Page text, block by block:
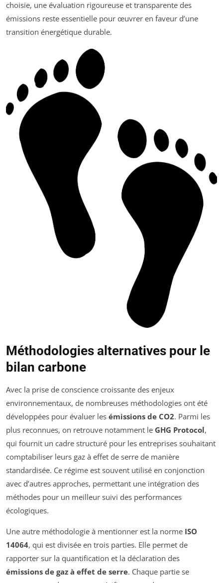
choisie, une évaluation rigoureuse et transparente des
émissions reste essentielle pour œuvrer en faveur d’une
transition énergétique durable.
Méthodologies alternatives pour le
bilan carbone
Avec la prise de conscience croissante des enjeux
environnementaux, de nombreuses méthodologies ont été
développées pour évaluer les émissions de CO2. Parmi les
plus reconnues, on retrouve notamment le GHG Protocol,
qui fournit un cadre structuré pour les entreprises souhaitant
comptabiliser leurs gaz à effet de serre de manière
standardisée. Ce régime est souvent utilisé en conjonction
avec d’autres approches, permettant une intégration des
méthodes pour un meilleur suivi des performances
écologiques.
Une autre méthodologie à mentionner est la norme ISO
14064, qui est divisée en trois parties. Elle permet de
rapporter sur la quantification et la déclaration des
émissions de gaz à effet de serre. Chaque partie se